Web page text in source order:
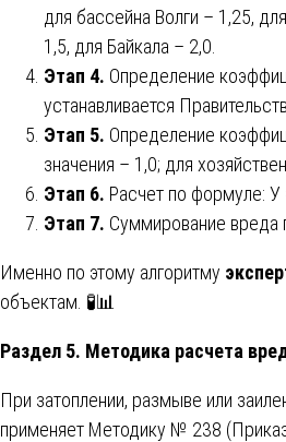
для бассейна Волги – 1,25,
1,5, для Байкала – 2,0.
Этап 4. Определение
устанавливается
Этап 5. Определение
значения – 1,0; для
Этап 6. Расчет по формуле: У
Этап 7. Суммирование вреда
Именно по этому алгоритму
объектам. 🧪📊
Раздел 5. Методика расчета
При затоплении, размыве или
применяет Методику № 238